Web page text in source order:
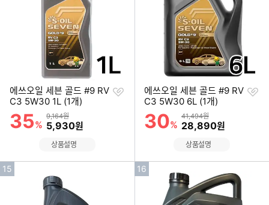
에쓰오일 세븐 골드 #9 RV
C3 5W30 1L (1개)
할인률
35%
상품금액
9,164원
할인금액
5,930원
찜
상품설명
에쓰오일 세븐 골드 #9 RV
C3 5W30 6L (1개)
할인률
30%
상품금액
41,494원
할인금액
28,890원
찜
상품설명
인
15
인
16